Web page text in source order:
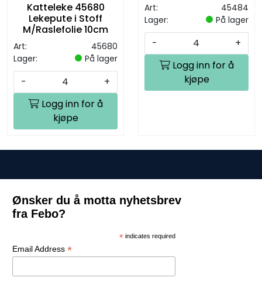
Katteleke 45680
Lekepute i Stoff
M/Raslefolie 10cm
Art:
45680
Lager:
På lager
-
+
Logg inn for å
kjøpe
Art:
45484
Lager:
På lager
-
+
Logg inn for å
kjøpe
Ønsker du å motta nyhetsbrev
fra Febo?
* indicates required
Email Address *